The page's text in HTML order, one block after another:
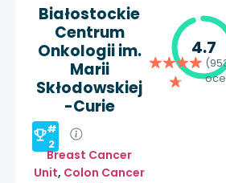
Białostockie
Centrum
Onkologii im.
Marii
Skłodowskiej
-Curie
#
2
Breast Cancer
Unit, Colon Cancer
4.7